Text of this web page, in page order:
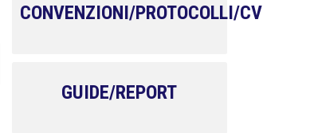
CONVENZIONI/PROTOCOLLI/CV
GUIDE/REPORT